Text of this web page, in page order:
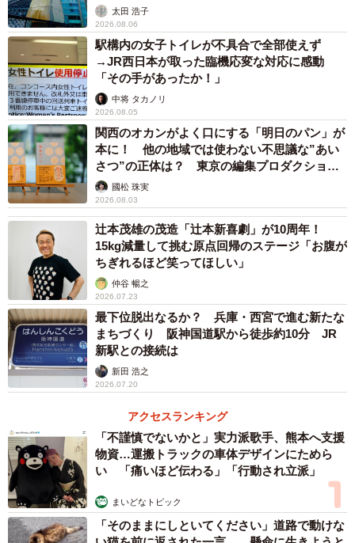
観光客が数多く訪れる鹿苑の子鹿公開会場。秋には角きりも行われる
「奈良の鹿愛護会」は、これら一連の保護活動を続け、
人と鹿の共生をサポートしている。同会は今から８５年前
の１９３４年に設立された保護団体（現在は一般財団法
人）。１３名の職員のうち、現場を担当する事業課の職員
は７名。交替で鹿の生息地の巡回パトロールや、交通事故
などで負傷した鹿たちの保護、獣医師とともに治療して完
治するまでリハビリをさせたり、身体障害となった鹿を飼
養するほか、住宅地にまで行ってしまった迷子鹿を捕獲し
にいったりと、仕事は１年３６５日２４時間多岐にわた
る。最近では「鹿にカバンを取られた」「角にカメラが引
っかかって取れない」といった観光客からの連絡で出動す
太田 浩子
2026.08.06
駅構内の女子トイレが不具合で全部使えず
→JR西日本が取った臨機応変な対応に感動
「その手があったか！」
中将 タカノリ
2026.08.05
関西のオカンがよく口にする「明日のパン」が
本に！ 他の地域では使わない不思議な”あい
さつ”の正体は？ 東京の編集プロダクション
がひも解く
國松 珠実
2026.08.03
辻本茂雄の茂造「辻本新喜劇」が10周年！
15kg減量して挑む原点回帰のステージ「お腹が
ちぎれるほど笑ってほしい」
仲谷 暢之
2026.07.23
最下位脱出なるか？ 兵庫・西宮で進む新たな
まちづくり 阪神国道駅から徒歩約10分 JR
新駅との接続は
新田 浩之
2026.07.20
アクセスランキング
「不謹慎でないかと」実力派歌手、熊本へ支援
物資…運搬トラックの車体デザインにためら
い 「痛いほど伝わる」「行動され立派」
まいどなトピック
「そのままにしといてください」道路で動けな